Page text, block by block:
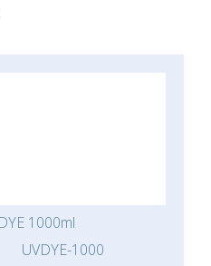
1000ml
UVDYE-1000